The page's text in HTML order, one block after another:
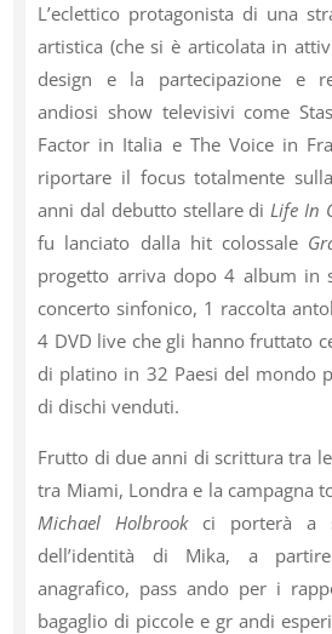
L’eclettico protagonista di una
artistica (che si è articolata in
design e la partecipazione e
andiosi show televisivi come
Factor in Italia e The Voice in
riportare il focus totalmente
anni dal debutto stellare diLife In
fu lanciato dalla hit colossale
progetto arriva dopo 4 album in
concerto sinfonico, 1 raccolta
4 DVD live che gli hanno fruttato
di platino in 32 Paesi del mondo
di dischi venduti.
Frutto di due anni di scrittura tra
tra Miami, Londra e la campagna
Michael Holbrookci porterà a
dell’identità di Mika, a
anagrafico, pass ando per i
bagaglio di piccole e gr andi